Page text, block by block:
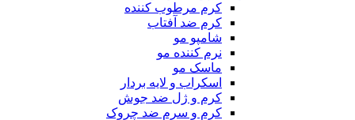
کرم مرطوب کننده
کرم ضد آفتاب
شامپو مو
نرم کننده مو
ماسک مو
اسکراب و لایه بردار
کرم و ژل ضد جوش
کرم و سرم ضد چروک